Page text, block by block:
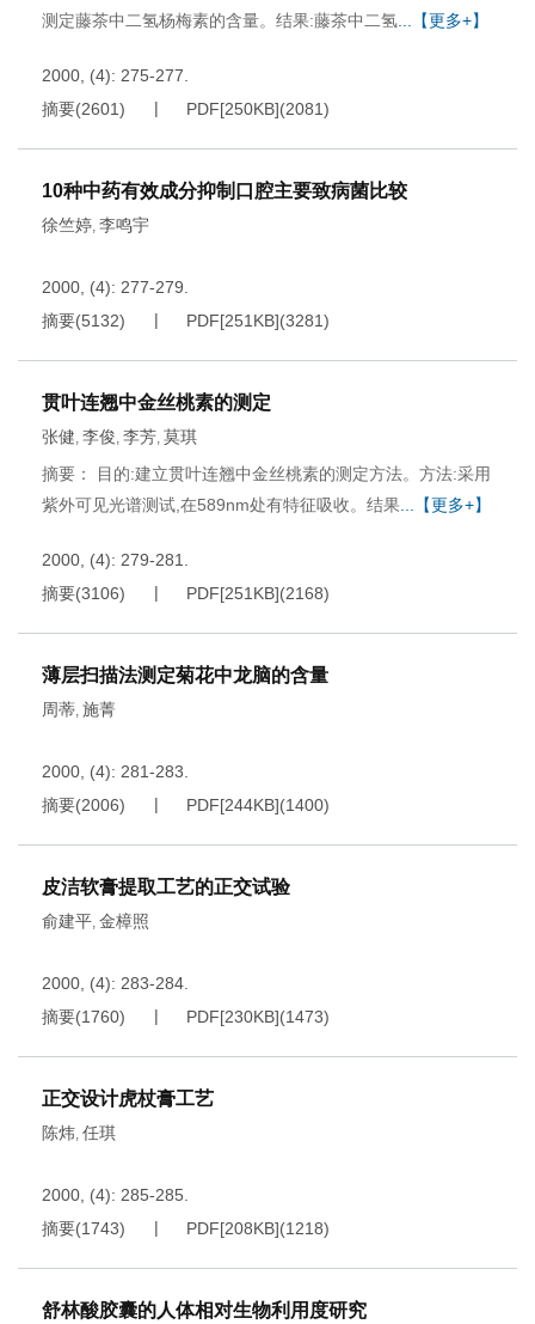
测定藤茶中二氢杨梅素的含量。结果:藤茶中二氢 ...【更多+】
2000, (4): 275-277.
摘要(2601) PDF[250KB](2081)
10种中药有效成分抑制口腔主要致病菌比较
徐竺婷, 李鸣宇
2000, (4): 277-279.
摘要(5132) PDF[251KB](3281)
贯叶连翘中金丝桃素的测定
张健, 李俊, 李芳, 莫琪
摘要： 目的:建立贯叶连翘中金丝桃素的测定方法。方法:采用
紫外可见光谱测试,在589nm处有特征吸收。结果 ...【更多+】
2000, (4): 279-281.
摘要(3106) PDF[251KB](2168)
薄层扫描法测定菊花中龙脑的含量
周蒂, 施菁
2000, (4): 281-283.
摘要(2006) PDF[244KB](1400)
皮洁软膏提取工艺的正交试验
俞建平, 金樟照
2000, (4): 283-284.
摘要(1760) PDF[230KB](1473)
正交设计虎杖膏工艺
陈炜, 任琪
2000, (4): 285-285.
摘要(1743) PDF[208KB](1218)
舒林酸胶囊的人体相对生物利用度研究